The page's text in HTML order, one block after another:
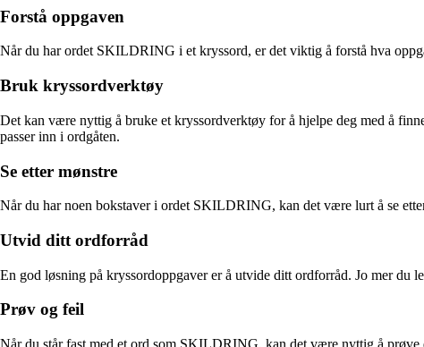
Forstå oppgaven
Når du har ordet SKILDRING i et kryssord, er det viktig å forstå hva
Bruk kryssordverktøy
Det kan være nyttig å bruke et kryssordverktøy for å hjelpe deg med å
passer inn i ordgåten.
Se etter mønstre
Når du har noen bokstaver i ordet SKILDRING, kan det være lurt å se
Utvid ditt ordforråd
En god løsning på kryssordoppgaver er å utvide ditt ordforråd. Jo mer
Prøv og feil